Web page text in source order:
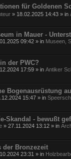
für Goldenen
» 18.02.2025 14:43 » in
in Mauer -
09:42 » in Museen,
der PWC?
17:59 » in Antiker
Bogenausrüstung
15:47 » in
Skandal - bewußt
» 27.11.2024 13:12 » in
der Bronzezeit
23:31 » in